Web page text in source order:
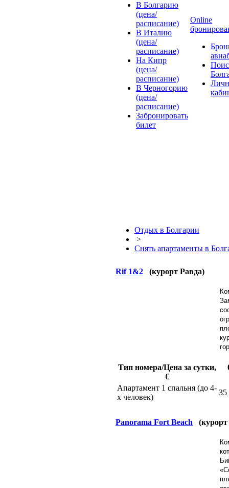
В Болгарию
(цена/
расписание)
В Италию
(цена/
расписание)
На Кипр
(цена/
расписание)
В Черногорию
(цена/
расписание)
Забронировать
билет
Online
Отдых в Болгарии
>
Снять апартаменты в
Rif 1&2 (курорт Равда)
Тип номера/Цена за сутки,
€
Апартамент 1 спальня (до 4-
х человек)
35
Panorama Fort Beach